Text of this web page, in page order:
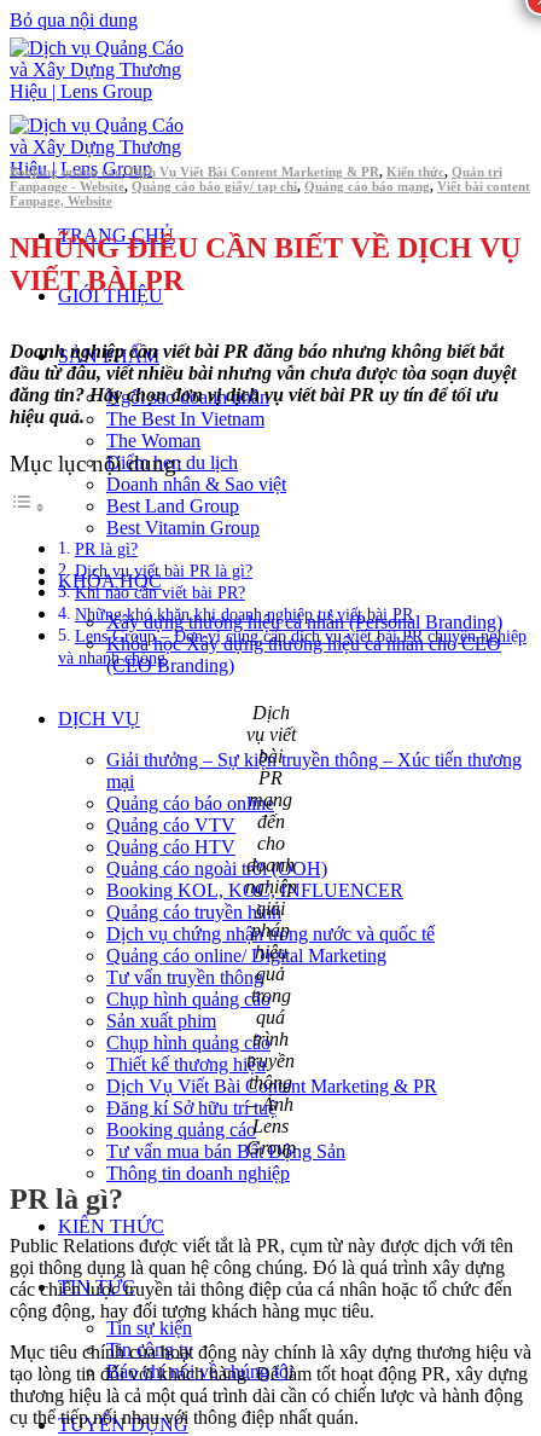
Bỏ qua nội dung
TRANG CHỦ
GIỚI THIỆU
SẢN PHẨM
Ngôi sao doanh nhân
The Best In Vietnam
The Woman
Điểm hẹn du lịch
Doanh nhân & Sao việt
Best Land Group
Best Vitamin Group
KHÓA HỌC
Xây dựng thương hiệu cá nhân (Personal Branding)
Khóa học Xây dựng thương hiệu cá nhân cho CEO
(CEO Branding)
DỊCH VỤ
Giải thưởng – Sự kiện truyền thông – Xúc tiến thương
mại
Quảng cáo báo online
Quảng cáo VTV
Quảng cáo HTV
Quảng cáo ngoài trời (OOH)
Booking KOL, KOC, INFLUENCER
Quảng cáo truyền hình
Dịch vụ chứng nhận trong nước và quốc tế
Quảng cáo online/ Digital Marketing
Tư vấn truyền thông
Chụp hình quảng cáo
Sản xuất phim
Chụp hình quảng cáo
Thiết kế thương hiệu
Dịch Vụ Viết Bài Content Marketing & PR
Đăng kí Sở hữu trí tuệ
Booking quảng cáo
Tư vấn mua bán Bất Động Sản
Thông tin doanh nghiệp
KIẾN THỨC
TIN TỨC
Tin sự kiện
Tin công ty
Báo chí nói về chúng tôi
TUYỂN DỤNG
Booking quảng cáo,Dịch Vụ Viết Bài Content Marketing & PR, Kiến thức, Quản trị
Fanpange - Website, Quảng cáo báo giấy/ tạp chí, Quảng cáo báo mạng, Viết bài content
Fanpage, Website
NHỮNG ĐIỀU CẦN BIẾT VỀ DỊCH VỤ
VIẾT BÀI PR
Doanh nghiệp cần viết bài PR đăng báo nhưng không biết bắt
đầu từ đâu, viết nhiều bài nhưng vẫn chưa được tòa soạn duyệt
đăng tin? Hãy chọn đơn vị dịch vụ viết bài PR uy tín để tối ưu
hiệu quả.
Mục lục nội dung:
PR là gì?
Dịch vụ viết bài PR là gì?
Khi nào cần viết bài PR?
Những khó khăn khi doanh nghiệp tự viết bài PR
Lens Group – Đơn vị cung cấp dịch vụ viết bài PR chuyên nghiệp
và nhanh chóng
Dịch
vụ viết
bài
PR
mang
đến
cho
doanh
nghiệp
giải
pháp
hiệu
quả
trong
quá
trình
truyền
thông
– Ảnh
Lens
Group
PR là gì?
Public Relations được viết tắt là PR, cụm từ này được dịch với tên
gọi thông dụng là quan hệ công chúng. Đó là quá trình xây dựng
các chiến lược truyền tải thông điệp của cá nhân hoặc tổ chức đến
cộng động, hay đối tượng khách hàng mục tiêu.
Mục tiêu chính của hoạt động này chính là xây dựng thương hiệu và
tạo lòng tin đối với khách hàng. Để làm tốt hoạt động PR, xây dựng
thương hiệu là cả một quá trình dài cần có chiến lược và hành động
cụ thể tiếp nối nhau với thông điệp nhất quán.